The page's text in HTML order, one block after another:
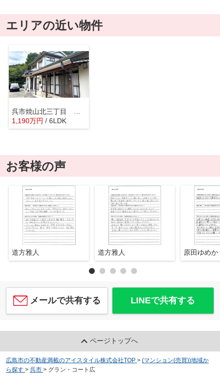
エリアの近い物件
呉市焼山北三丁目 戸建
1,190万円 / 6LDK
お客様の声
道方雅人 道方雅人 原田ゆめか
メールで共有する LINEで共有する
ページトップへ
広島市の不動産満載のアイスタイル株式会社TOP > (マンション(売買))地域か
ら探す > 呉市 > グラン・コート広